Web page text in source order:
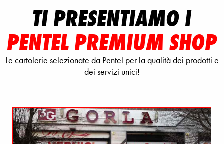
TI PRESENTIAMO I
PENTEL PREMIUM SHOP
Le cartolerie selezionate da Pentel per la qualità dei prodotti e
dei servizi unici!